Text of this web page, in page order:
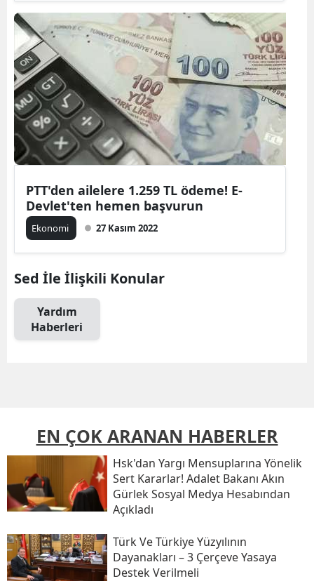
PTT'den ailelere 1.259 TL ödeme! E-
Devlet'ten hemen başvurun
Ekonomi 27 Kasım 2022
Sed İle İlişkili Konular
Yardım
Haberleri
EN ÇOK ARANAN HABERLER
Hsk'dan Yargı Mensuplarına Yönelik
Sert Kararlar! Adalet Bakanı Akın
Gürlek Sosyal Medya Hesabından
Açıkladı
Türk Ve Türkiye Yüzyılının
Dayanakları – 3 Çerçeve Yasaya
Destek Verilmeli